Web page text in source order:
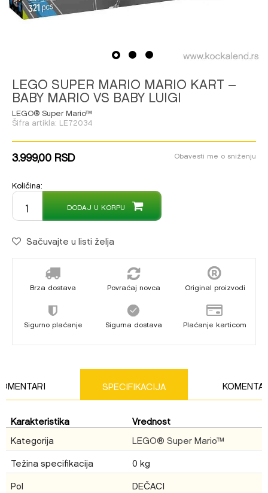
1 2 3
LEGO SUPER MARIO MARIO KART –
BABY MARIO VS BABY LUIGI
LEGO® Super Mario™
Šifra artikla:LE72034
3.999,00RSD Obavesti me o sniženju
Količina:
DODAJ U KORPU
Sačuvajte u listi želja
Brza dostava Povraćaj novca Original proizvodi
Sigurno plaćanje Sigurna dostava Plaćanje karticom
SPECIFIKACIJA
Ime/Nadimak
Email
Karakteristika
Vrednost
Kategorija
LEGO® Super Mario™
Težina specifikacija
0 kg
Pol
DEČACI